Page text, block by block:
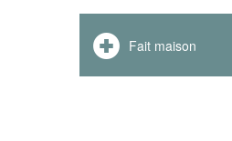
Fait maison